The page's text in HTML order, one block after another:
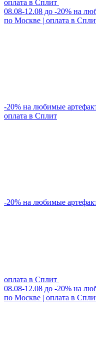
оплата в Сплит
08.08-12.08 до -20% на
по Москве | оплата в
-20% на любимые
оплата в Сплит
-20% на любимые
оплата в Сплит
08.08-12.08 до -20% на
по Москве | оплата в